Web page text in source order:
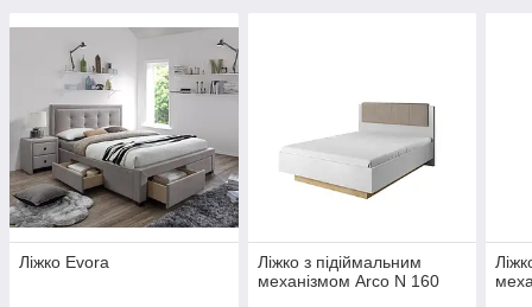
Ліжко Evora
Ліжко з підіймальним
механізмом Arco N 160